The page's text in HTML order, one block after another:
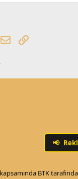
E-postaLink
📢
BTK